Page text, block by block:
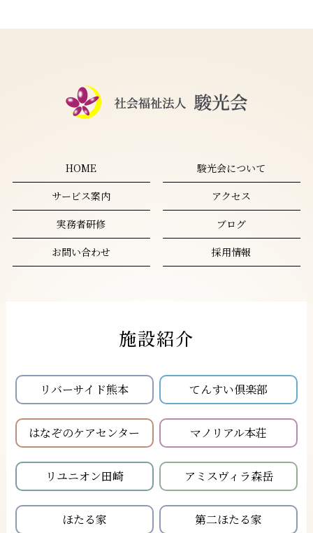
HOME
駿光会について
サービス案内
アクセス
実務者研修
ブログ
お問い合わせ
採用情報
施設紹介
リバーサイド熊本 てんすい倶楽部
はなぞのケアセンター マノリアル本荘
リユニオン田崎 アミスヴィラ森岳
ほたる家 第二ほたる家